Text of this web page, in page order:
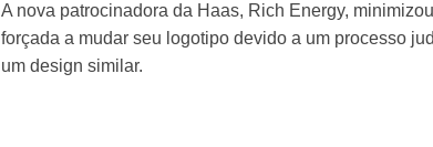
A nova patrocinadora da Haas, Rich Energy,
forçada a mudar seu logotipo devido a um processo
um design similar.